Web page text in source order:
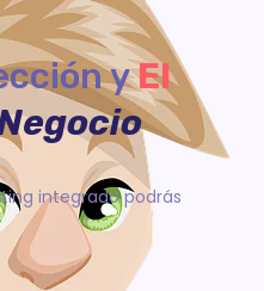
yEl
integrado podrás